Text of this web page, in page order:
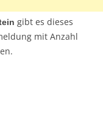
gibt es dieses
mit Anzahl